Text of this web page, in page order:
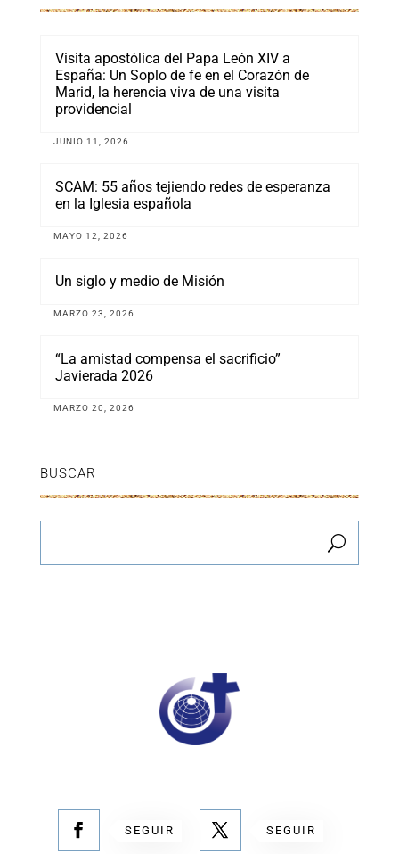
Visita apostólica del Papa León XIV a
España: Un Soplo de fe en el Corazón de
Marid, la herencia viva de una visita
providencial
JUNIO 11, 2026
SCAM: 55 años tejiendo redes de esperanza
en la Iglesia española
MAYO 12, 2026
Un siglo y medio de Misión
MARZO 23, 2026
“La amistad compensa el sacrificio”
Javierada 2026
MARZO 20, 2026
BUSCAR
SEGUIR SEGUIR